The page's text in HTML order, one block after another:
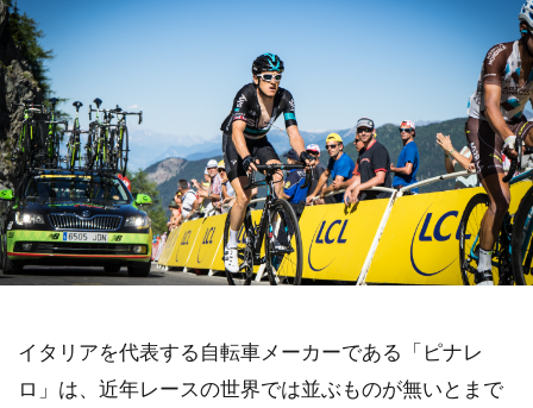
イタリアを代表する自転車メーカーである「ピナレ
ロ」は、近年レースの世界では並ぶものが無いとまで